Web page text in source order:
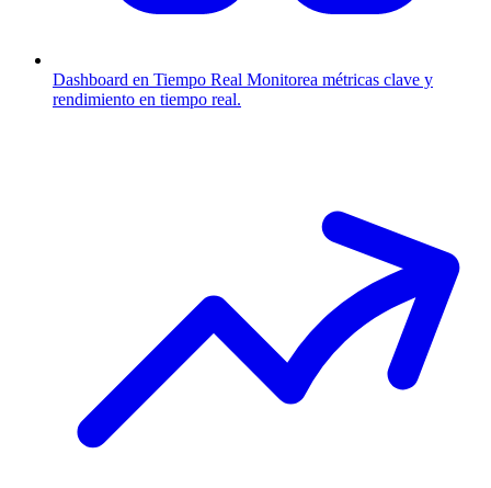
Dashboard en Tiempo Real Monitorea métricas clave y
rendimiento en tiempo real.